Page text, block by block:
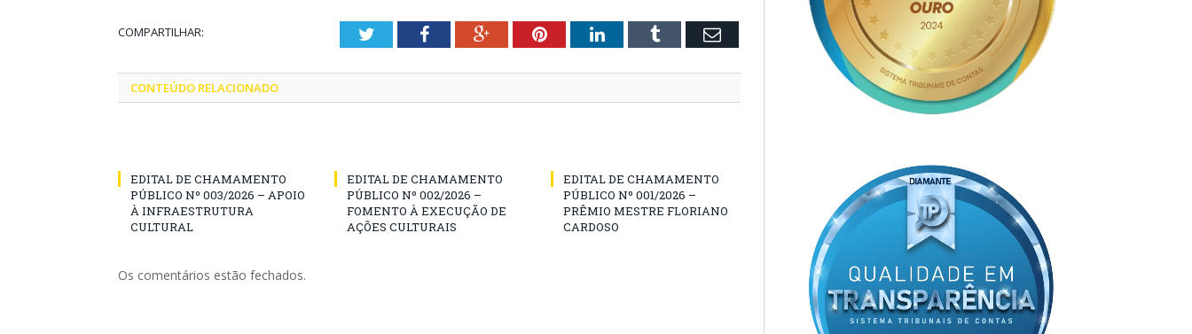
COMPARTILHAR: TwitterFacebookGoogle+PinterestLinkedInTumblr Email
CONTEÚDO RELACIONADO
EDITAL DE CHAMAMENTO
PÚBLICO Nº 003/2026 – APOIO
À INFRAESTRUTURA
CULTURAL
EDITAL DE CHAMAMENTO
PÚBLICO Nº 002/2026 –
FOMENTO À EXECUÇÃO DE
AÇÕES CULTURAIS
EDITAL DE CHAMAMENTO
PÚBLICO Nº 001/2026 –
PRÊMIO MESTRE FLORIANO
CARDOSO
Os comentários estão fechados.